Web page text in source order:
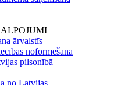
ārvalstīs
noformēšana
pilsonībā
no Latvijas